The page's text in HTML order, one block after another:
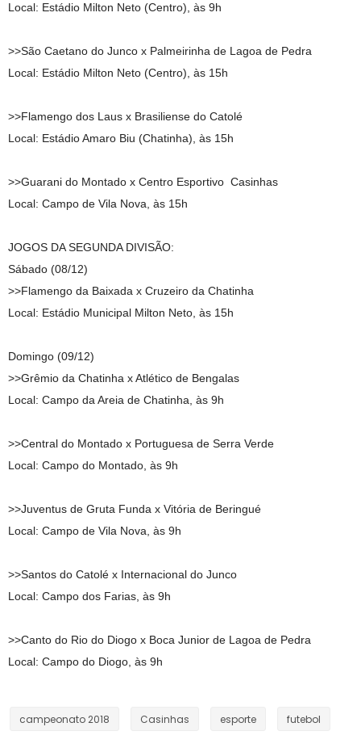
Local: Estádio Milton Neto (Centro), às 9h
>>São Caetano do Junco x Palmeirinha de Lagoa de Pedra
Local: Estádio Milton Neto (Centro), às 15h
>>Flamengo dos Laus x Brasiliense do Catolé
Local: Estádio Amaro Biu (Chatinha), às 15h
>>Guarani do Montado x Centro Esportivo Casinhas
Local: Campo de Vila Nova, às 15h
JOGOS DA SEGUNDA DIVISÃO:
Sábado (08/12)
>>Flamengo da Baixada x Cruzeiro da Chatinha
Local: Estádio Municipal Milton Neto, às 15h
Domingo (09/12)
>>Grêmio da Chatinha x Atlético de Bengalas
Local: Campo da Areia de Chatinha, às 9h
>>Central do Montado x Portuguesa de Serra Verde
Local: Campo do Montado, às 9h
>>Juventus de Gruta Funda x Vitória de Beringué
Local: Campo de Vila Nova, às 9h
>>Santos do Catolé x Internacional do Junco
Local: Campo dos Farias, às 9h
>>Canto do Rio do Diogo x Boca Junior de Lagoa de Pedra
Local: Campo do Diogo, às 9h
campeonato 2018 Casinhas esporte futebol